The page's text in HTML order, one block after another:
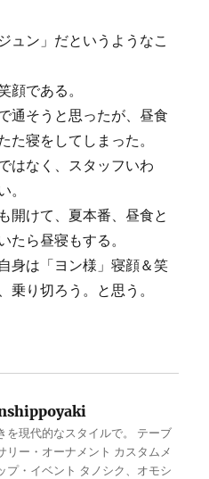
ュン」だというようなこ
顔である。
通そうと思ったが、昼食
た寝をしてしまった。
はなく、スタッフいわ
。
開けて、夏本番、昼食と
たら昼寝もする。
身は「ヨン様」寝顔＆笑
乗り切ろう。と思う。
を現代的なスタイルで。 テーブ
リー・オーナメント カスタムメ
プ・イベント タノシク、オモシ